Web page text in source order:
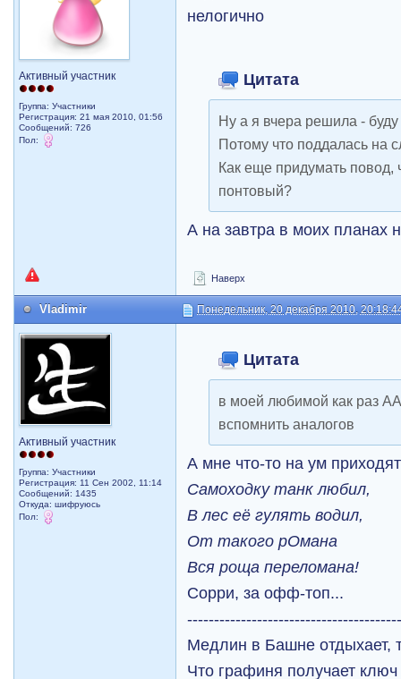
Активный участник
Группа: Участники
Регистрация: 21 мая 2010, 01:56
Сообщений: 726
Пол:
нелогично
Цитата
Ну а я вчера решила - буду
Потому что поддалась на
Как еще придумать повод,
понтовый?
А на завтра в моих планах
Наверх
Vladimir Понедельник, 20 декабря 2010,
Активный участник
Группа: Участники
Регистрация: 11 Сен 2002, 11:14
Сообщений: 1435
Откуда: шифруюсь
Пол:
Цитата
в моей любимой как раз
вспомнить аналогов
А мне что-то на ум
Самоходку танк любил,
В лес её гулять водил,
От такого рОмана
Вся роща переломана!
Сорри, за офф-топ...
Медлин в Башне отдыхает,
Что графиня получает